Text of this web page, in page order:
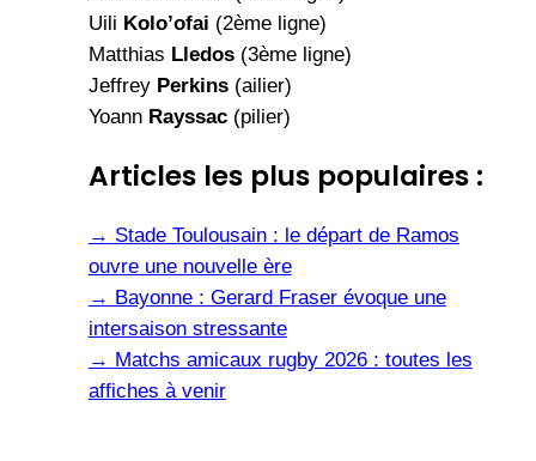
Uili Kolo’ofai (2ème ligne)
Matthias Lledos (3ème ligne)
Jeffrey Perkins (ailier)
Yoann Rayssac (pilier)
Articles les plus populaires :
→ Stade Toulousain : le départ de Ramos
ouvre une nouvelle ère
→ Bayonne : Gerard Fraser évoque une
intersaison stressante
→ Matchs amicaux rugby 2026 : toutes les
affiches à venir